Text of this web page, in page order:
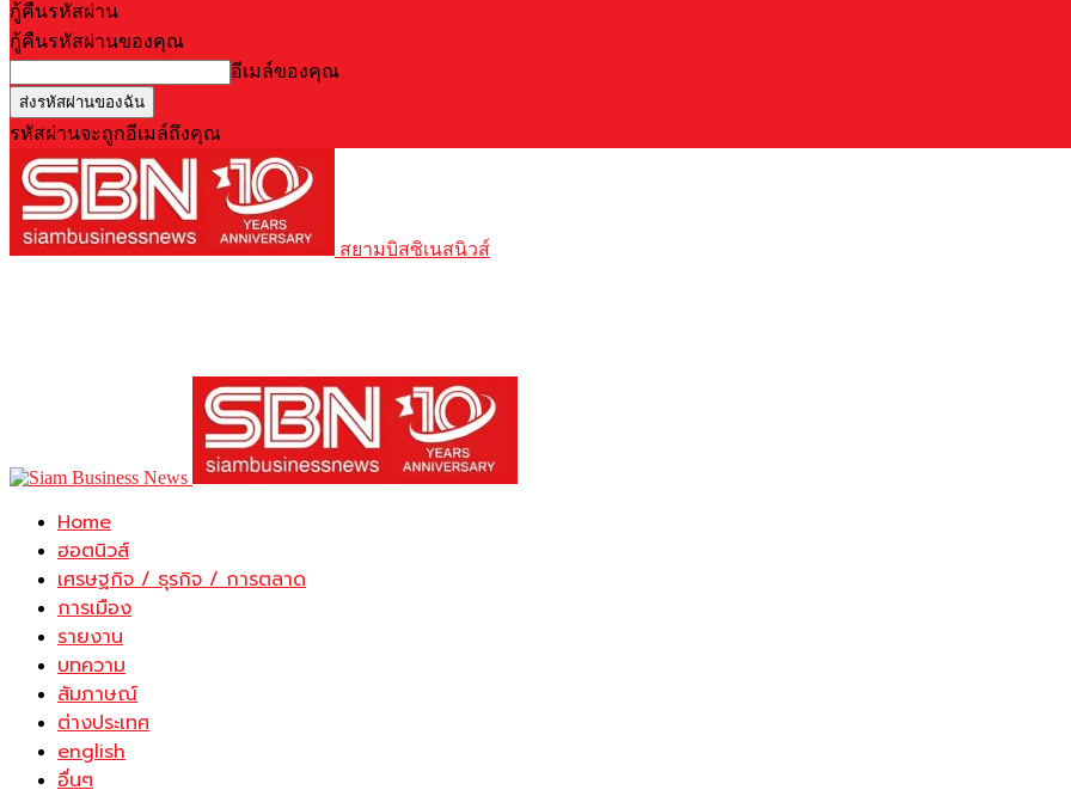
กู้คืนรหัสผ่าน
กู้คืนรหัสผ่านของคุณ
อีเมล์ของคุณ
รหัสผ่านจะถูกอีเมล์ถึงคุณ
สยามบิสซิเนสนิวส์
Home
ฮอตนิวส์
เศรษฐกิจ / ธุรกิจ / การตลาด
การเมือง
รายงาน
บทความ
สัมภาษณ์
ต่างประเทศ
english
อื่นๆ